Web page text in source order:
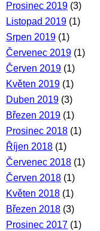
Prosinec 2019 (3)
Listopad 2019 (1)
Srpen 2019 (1)
Červenec 2019 (1)
Červen 2019 (1)
Květen 2019 (1)
Duben 2019 (3)
Březen 2019 (1)
Prosinec 2018 (1)
Říjen 2018 (1)
Červenec 2018 (1)
Červen 2018 (1)
Květen 2018 (1)
Březen 2018 (3)
Prosinec 2017 (1)